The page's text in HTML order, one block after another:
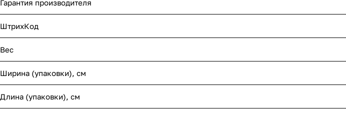
Гарантия производителя
ШтрихКод
Вес
Ширина (упаковки), см
Длина (упаковки), см